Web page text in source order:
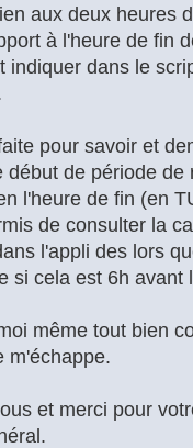
aux deux heures
à l'heure de fin
indiquer dans le
pour savoir et
début de période
l'heure de fin (en
de consulter la
l'appli des lors
si cela est 6h avant
même tout bien
m'échappe.
et merci pour